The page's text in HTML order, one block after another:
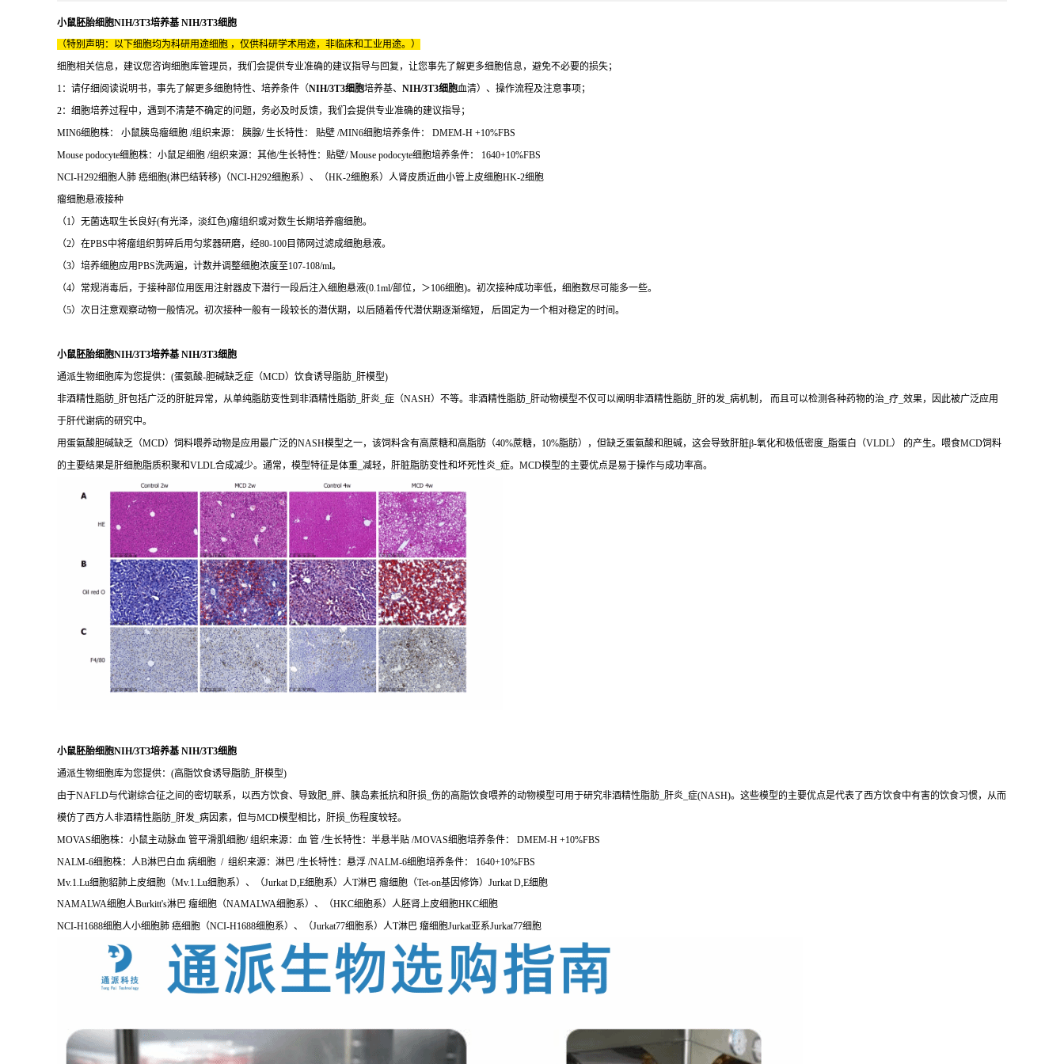
小鼠胚胎细胞NIH/3T3培养基 NIH/3T3细胞
（特别声明：以下细胞均为科研用途细胞 ，仅供科研学术用途，非临床和工业用途。）
细胞相关信息，建议您咨询细胞库管理员，我们会提供专业准确的建议指导与回复，让您事先了解更多细胞信息，避免不必要的损失；
1：请仔细阅读说明书，事先了解更多细胞特性、培养条件（NIH/3T3细胞培养基、 NIH/3T3细胞血清）、操作流程及注意事项；
2：细胞培养过程中，遇到不清楚不确定的问题，务必及时反馈，我们会提供专业准确的建议指导；
MIN6细胞株： 小鼠胰岛瘤细胞 /组织来源： 胰腺/ 生长特性： 贴壁 /MIN6细胞培养条件： DMEM-H +10%FBS
Mouse podocyte细胞株：小鼠足细胞 /组织来源：其他/生长特性：贴壁/ Mouse podocyte细胞培养条件： 1640+10%FBS
NCI-H292细胞人肺 癌细胞(淋巴结转移)（NCI-H292细胞系）、（HK-2细胞系）人肾皮质近曲小管上皮细胞HK-2细胞
瘤细胞悬液接种
（1）无菌选取生长良好(有光泽，淡红色)瘤组织或对数生长期培养瘤细胞。
（2）在PBS中将瘤组织剪碎后用匀浆器研磨，经80-100目筛网过滤成细胞悬液。
（3）培养细胞应用PBS洗两遍，计数并调整细胞浓度至107-108/ml。
（4）常规消毒后，于接种部位用医用注射器皮下潜行一段后注入细胞悬液(0.1ml/部位，＞106细胞)。初次接种成功率低，细胞数尽可能多一些。
（5）次日注意观察动物一般情况。初次接种一般有一段较长的潜伏期，以后随着传代潜伏期逐渐缩短， 后固定为一个相对稳定的时间。
小鼠胚胎细胞NIH/3T3培养基 NIH/3T3细胞
通派生物细胞库为您提供：(蛋氨酸-胆碱缺乏症（MCD）饮食诱导脂肪_肝模型)
非酒精性脂肪_肝包括广泛的肝脏异常，从单纯脂肪变性到非酒精性脂肪_肝炎_症（NASH）不等。非酒精性脂肪_肝动物模型不仅可以阐明非酒精性脂肪_肝的发_病机制， 而且可以检测各种药物的治_疗_效果，因此被广泛应用
于肝代谢病的研究中。
用蛋氨酸胆碱缺乏（MCD）饲料喂养动物是应用最广泛的NASH模型之一，该饲料含有高蔗糖和高脂肪（40%蔗糖，10%脂肪），但缺乏蛋氨酸和胆碱，这会导致肝脏β-氧化和极低密度_脂蛋白（VLDL） 的产生。喂食MCD饲料
的主要结果是肝细胞脂质积聚和VLDL合成减少。通常，模型特征是体重_减轻，肝脏脂肪变性和坏死性炎_症。MCD模型的主要优点是易于操作与成功率高。
小鼠胚胎细胞NIH/3T3培养基 NIH/3T3细胞
通派生物细胞库为您提供：(高脂饮食诱导脂肪_肝模型)
由于NAFLD与代谢综合征之间的密切联系，以西方饮食、导致肥_胖、胰岛素抵抗和肝损_伤的高脂饮食喂养的动物模型可用于研究非酒精性脂肪_肝炎_症(NASH)。这些模型的主要优点是代表了西方饮食中有害的饮食习惯，从而
模仿了西方人非酒精性脂肪_肝发_病因素，但与MCD模型相比，肝损_伤程度较轻。
MOVAS细胞株：小鼠主动脉血 管平滑肌细胞/ 组织来源：血 管 /生长特性：半悬半贴 /MOVAS细胞培养条件： DMEM-H +10%FBS
NALM-6细胞株：人B淋巴白血 病细胞 / 组织来源：淋巴 /生长特性：悬浮 /NALM-6细胞培养条件： 1640+10%FBS
Mv.1.Lu细胞貂肺上皮细胞（Mv.1.Lu细胞系）、（Jurkat D,E细胞系）人T淋巴 瘤细胞（Tet-on基因修饰）Jurkat D,E细胞
NAMALWA细胞人Burkitt's淋巴 瘤细胞（NAMALWA细胞系）、（HKC细胞系）人胚肾上皮细胞HKC细胞
NCI-H1688细胞人小细胞肺 癌细胞（NCI-H1688细胞系）、（Jurkat77细胞系）人T淋巴 瘤细胞Jurkat亚系Jurkat77细胞